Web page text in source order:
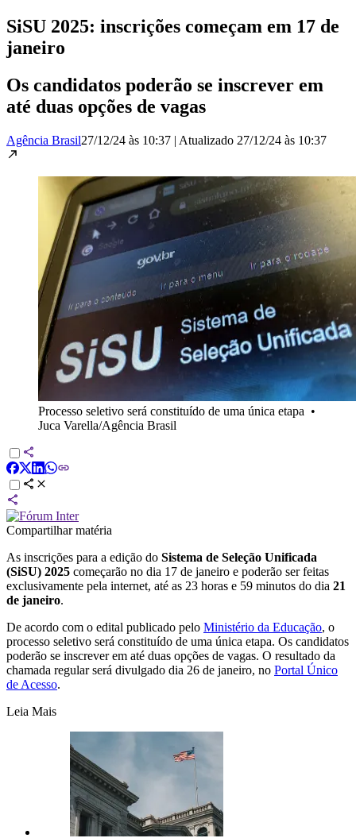
SiSU 2025: inscrições começam em 17 de
janeiro
Os candidatos poderão se inscrever em
até duas opções de vagas
Agência Brasil27/12/24 às 10:37 | Atualizado 27/12/24 às 10:37
Processo seletivo será constituído de uma única etapa •
Juca Varella/Agência Brasil
Compartilhar matéria
As inscrições para a edição do Sistema de Seleção Unificada
(SiSU) 2025 começarão no dia 17 de janeiro e poderão ser feitas
exclusivamente pela internet, até as 23 horas e 59 minutos do dia 21
de janeiro.
De acordo com o edital publicado pelo Ministério da Educação, o
processo seletivo será constituído de uma única etapa. Os candidatos
poderão se inscrever em até duas opções de vagas. O resultado da
chamada regular será divulgado dia 26 de janeiro, no Portal Único
de Acesso.
Leia Mais